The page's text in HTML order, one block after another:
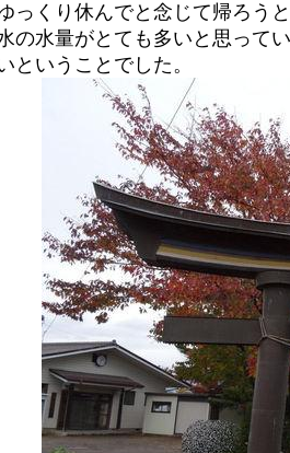
っくり休んでと念じて帰ろう
水量がとても多いと思ってい
ということでした。